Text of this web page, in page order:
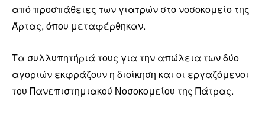
από προσπάθειες των γιατρών στο νοσοκομείο της
Άρτας, όπου μεταφέρθηκαν.
Τα συλλυπητήριά τους για την απώλεια των δύο
αγοριών εκφράζουν η διοίκηση και οι εργαζόμενοι
του Πανεπιστημιακού Νοσοκομείου της Πάτρας.